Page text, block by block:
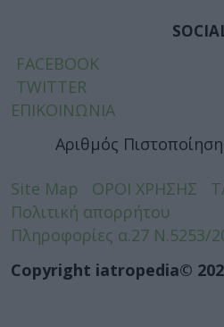
FACEBOOK
TWITTER
ΕΠΙΚΟΙΝΩΝΙΑ
Αριθμός
Site Map ΟΡΟΙ ΧΡΗΣΗΣ
Πολιτική απορρήτου
Πληροφορίες α.27 Ν.5253/
Copyright iatropedia©